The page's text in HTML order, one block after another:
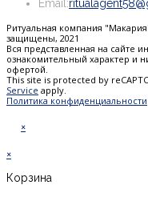
Email:
Ритуальная компания
защищены, 2021
Вся представленная на сайте
ознакомительный характер и
офертой.
This site is protected by
Service apply.
Политика конфиденциальности
×
×
Корзина